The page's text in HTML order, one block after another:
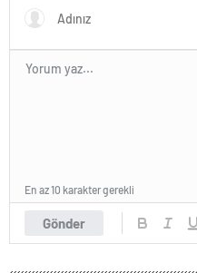
Gönder
En az 10 karakter gerekli